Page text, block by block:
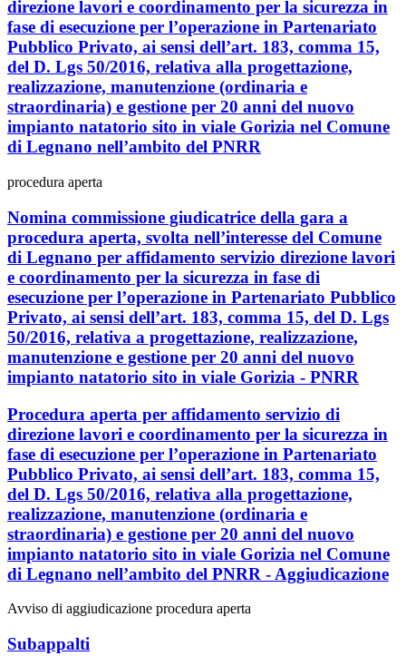
direzione lavori e coordinamento per la sicurezza in
fase di esecuzione per l’operazione in Partenariato
Pubblico Privato, ai sensi dell’art. 183, comma 15,
del D. Lgs 50/2016, relativa alla progettazione,
realizzazione, manutenzione (ordinaria e
straordinaria) e gestione per 20 anni del nuovo
impianto natatorio sito in viale Gorizia nel Comune
di Legnano nell’ambito del PNRR
procedura aperta
Nomina commissione giudicatrice della gara a
procedura aperta, svolta nell’interesse del Comune
di Legnano per affidamento servizio direzione lavori
e coordinamento per la sicurezza in fase di
esecuzione per l’operazione in Partenariato Pubblico
Privato, ai sensi dell’art. 183, comma 15, del D. Lgs
50/2016, relativa a progettazione, realizzazione,
manutenzione e gestione per 20 anni del nuovo
impianto natatorio sito in viale Gorizia - PNRR
Procedura aperta per affidamento servizio di
direzione lavori e coordinamento per la sicurezza in
fase di esecuzione per l’operazione in Partenariato
Pubblico Privato, ai sensi dell’art. 183, comma 15,
del D. Lgs 50/2016, relativa alla progettazione,
realizzazione, manutenzione (ordinaria e
straordinaria) e gestione per 20 anni del nuovo
impianto natatorio sito in viale Gorizia nel Comune
di Legnano nell’ambito del PNRR - Aggiudicazione
Avviso di aggiudicazione procedura aperta
Subappalti